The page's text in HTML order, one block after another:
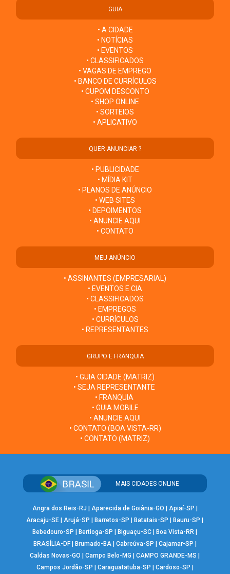
GUIA
• A CIDADE
• NOTÍCIAS
• EVENTOS
• CLASSIFICADOS
• VAGAS DE EMPREGO
• BANCO DE CURRÍCULOS
• CUPOM DESCONTO
• SHOP ONLINE
• SORTEIOS
• APLICATIVO
QUER ANUNCIAR ?
• PUBLICIDADE
• MÍDIA KIT
• PLANOS DE ANÚNCIO
• WEB SITES
• DEPOIMENTOS
• ANUNCIE AQUI
• CONTATO
MEU ANÚNCIO
• ASSINANTES (EMPRESARIAL)
• EVENTOS E CIA
• CLASSIFICADOS
• EMPREGOS
• CURRÍCULOS
• REPRESENTANTES
GRUPO E FRANQUIA
• GUIA CIDADE (MATRIZ)
• SEJA REPRESENTANTE
• FRANQUIA
• GUIA MOBILE
• ANUNCIE AQUI
• CONTATO (BOA VISTA-RR)
• CONTATO (MATRIZ)
MAIS CIDADES ONLINE
Angra dos Reis-RJ Aparecida de Goiânia-GO Apiaí-SP
Aracaju-SE |Arujá-SP Barretos-SP Batatais-SP Bauru-SP
Bebedouro-SP
Bertioga-SP Biguaçu-SC Boa Vista-RR
BRASÍLIA-DF| Brumado-BA| Cabreúva-SP Cajamar-SP
Caldas Novas-GO
|Campo Belo-MG |CAMPO GRANDE-MS
Campos Jordão-SP
Caraguatatuba-SP Cardoso-SP